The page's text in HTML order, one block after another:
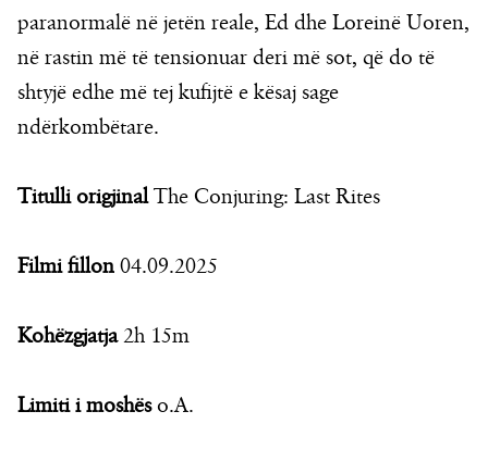
paranormalë në jetën reale, Ed dhe Loreinë Uoren,
në rastin më të tensionuar deri më sot, që do të
shtyjë edhe më tej kufijtë e kësaj sage
ndërkombëtare.
Titulli origjinalThe Conjuring: Last Rites
Filmi fillon 04.09.2025
Kohëzgjatja2h 15m
Limiti i moshëso.A.